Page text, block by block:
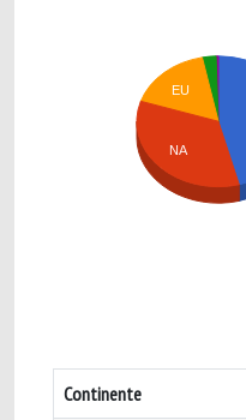
EU
NA
Continente